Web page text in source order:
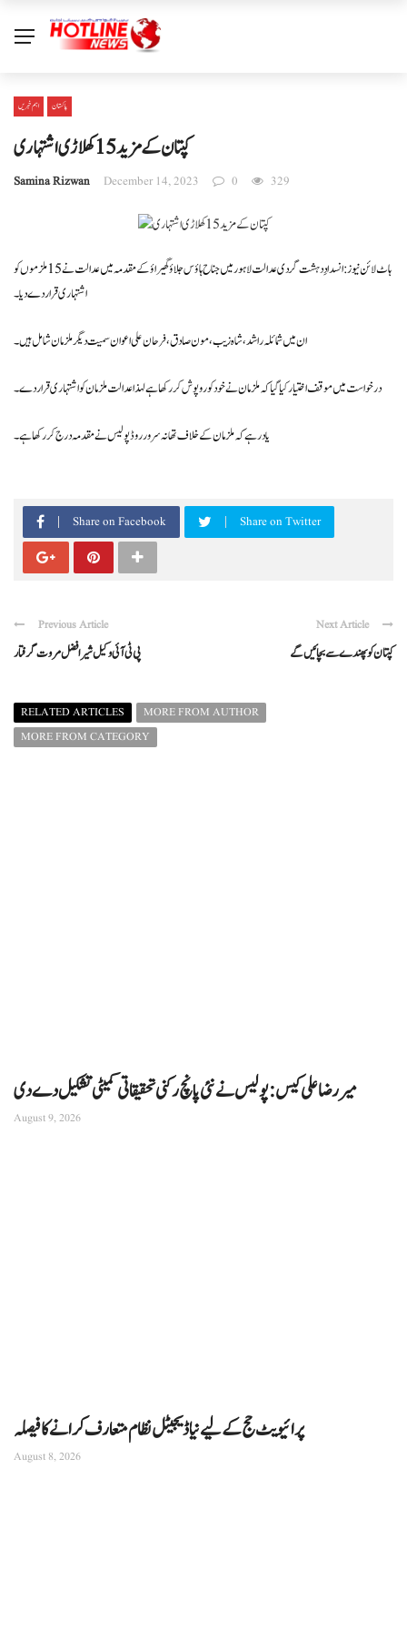
اہم خبریں پاکستان
کپتان کے مزید 15 کھلاڑی اشتہاری
Samina Rizwan December 14, 2023 0 329
ہاٹ لائن نیوز : انسدادِ دہشت گردی عدالت لاہور میں جناح ہاؤس جلاؤ گھیراؤ کےمقدمہ میں عدالت نے 15 ملزموں کو
اشتہاری قرار دے دیا ۔
ان میں شمائلہ راشد ،شاہ زیب ،مون صادق ،فرحان علی اعوان سمیت دیگر ملزمان شامل ہیں ۔
درخواست میں موقف اختیار کیا گیا کہ ملزمان نے خود کو روپوش کررکھا ہے لہذا عدالت ملزمان کو اشتہاری قرار دے ۔
یاد رہے کہ ملزمان کے خلاف تھانہ سرور روڈ پولیس نے مقدمہ درج کررکھا ہے ۔
Share on Facebook Share on Twitter
Previous Article
پی ٹی آئی وکیل شیرافضل مروت گرفتار
Next Article
کپتان کو پھندے سے بچائیں گے
RELATED ARTICLES
MORE FROM AUTHOR
MORE FROM CATEGORY
میر رضا علی کیس: پولیس نے نئی پانچ رکنی تحقیقاتی کمیٹی تشکیل دے دی
August 9, 2026
پرائیویٹ حج کے لیے نیا ڈیجیٹل نظام متعارف کرانے کا فیصلہ
August 8, 2026